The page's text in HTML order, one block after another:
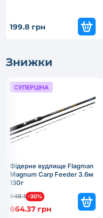
199.8 грн
Знижки
Фідерне вудлище Flagman
Magnum Carp Feeder 3.6м
130г
949.1 -30%
664.37 грн
СУПЕРЦІНА